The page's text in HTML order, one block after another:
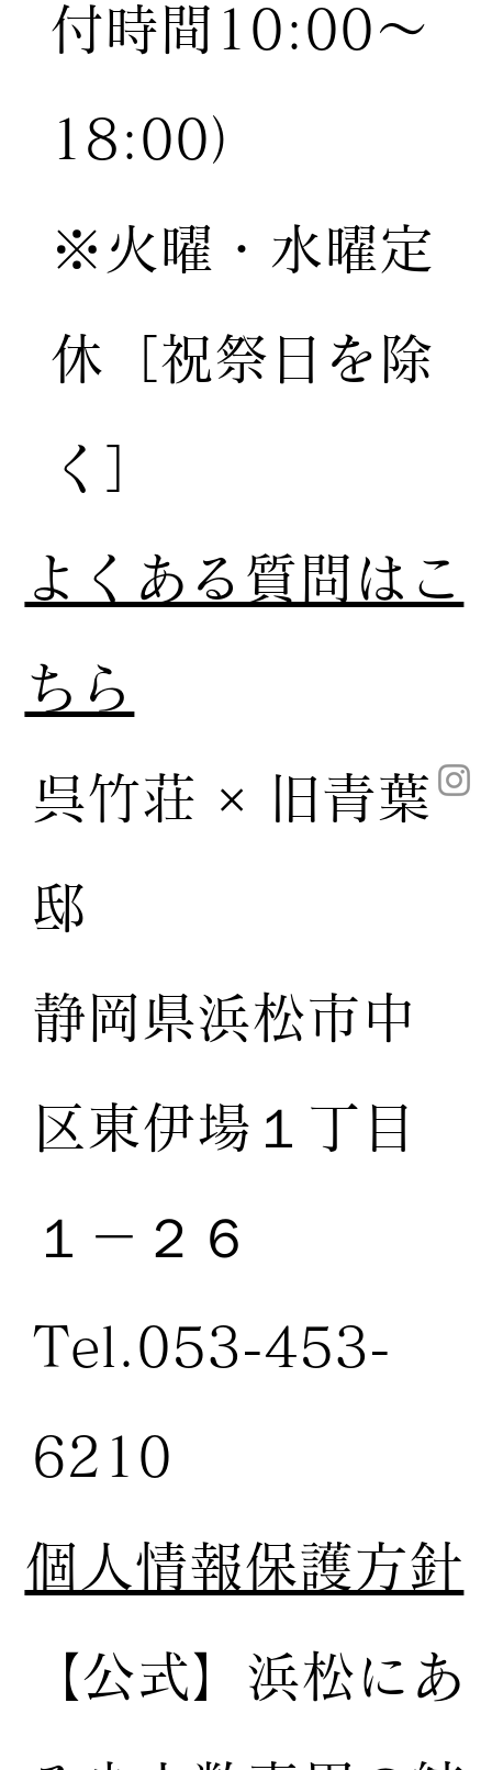
付時間10:00〜
18:00）
※火曜・水曜定
休［祝祭日を除
く］
呉竹荘 × 旧青葉
邸
静岡県浜松市中
区東伊場１丁目
１－２６
Tel.053-453-
6210
個人情報保護方針
【公式】 浜松にあ
​よくある質問はこ
ちら